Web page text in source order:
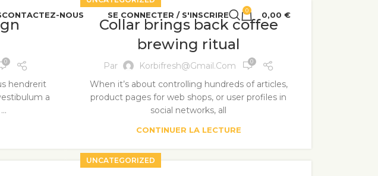
CONTACTEZ-NOUS SE CONNECTER / S'INSCRIRE 0 0,00 €
0
hendrerit
a
Collar brings back coffee
brewing ritual
Par Korbifresh@gmail.com 0
When it’s about controlling hundreds of articles,
product pages for web shops, or user profiles in
social networks, all
CONTINUER LA LECTURE
UNCATEGORIZED